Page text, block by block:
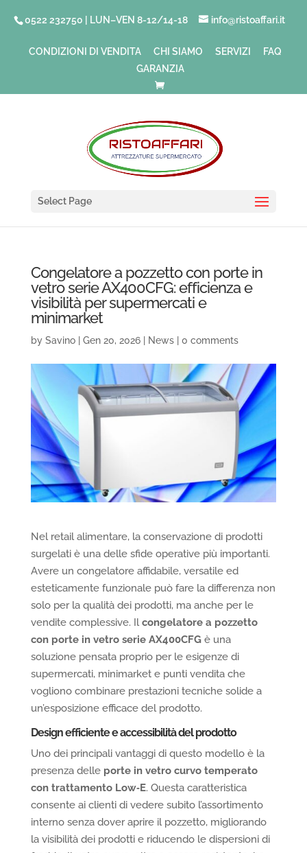
0522 232750 | LUN–VEN 8-12/14-18 info@ristoaffari.it
CONDIZIONI DI VENDITA CHI SIAMO SERVIZI
FAQ
GARANZIA
Select Page
Congelatore a pozzetto con porte in
vetro serie AX400CFG: efficienza e
visibilità per supermercati e
minimarket
by Savino| Gen 20, 2026| News| 0 comments
Nel retail alimentare, la conservazione di prodotti
surgelati è una delle sfide operative più importanti.
Avere un congelatore affidabile, versatile ed
esteticamente funzionale può fare la differenza non
solo per la qualità dei prodotti, ma anche per le
vendite complessive. Il congelatore a pozzetto
con porte in vetro serie AX400CFGè una
soluzione pensata proprio per le esigenze di
supermercati, minimarket e punti vendita che
vogliono combinare prestazioni tecniche solide a
un’esposizione efficace del prodotto.
Design efficiente e accessibilità del prodotto
Uno dei principali vantaggi di questo modello è la
presenza delle porte in vetro curvo temperato
con trattamento Low‑E. Questa caratteristica
consente ai clienti di vedere subito l’assortimento
interno senza dover aprire il pozzetto, migliorando
la visibilità dei prodotti e riducendo le dispersioni di